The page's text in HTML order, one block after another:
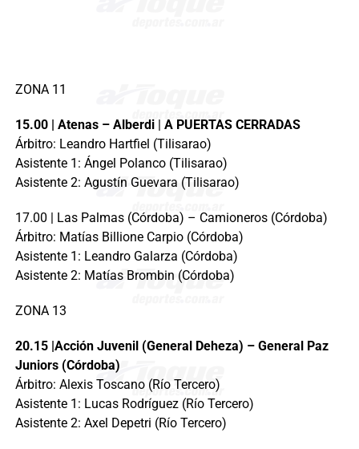
ZONA 11
15.00 | Atenas – Alberdi| A PUERTAS CERRADAS
Árbitro: Leandro Hartfiel (Tilisarao)
Asistente 1: Ángel Polanco (Tilisarao)
Asistente 2: Agustín Guevara (Tilisarao)
17.00 | Las Palmas (Córdoba) – Camioneros (Córdoba)
Árbitro: Matías Billione Carpio (Córdoba)
Asistente 1: Leandro Galarza (Córdoba)
Asistente 2: Matías Brombin (Córdoba)
ZONA 13
20.15 |Acción Juvenil (General Deheza) – General Paz
Juniors (Córdoba)
Árbitro: Alexis Toscano (Río Tercero)
Asistente 1: Lucas Rodríguez (Río Tercero)
Asistente 2: Axel Depetri (Río Tercero)